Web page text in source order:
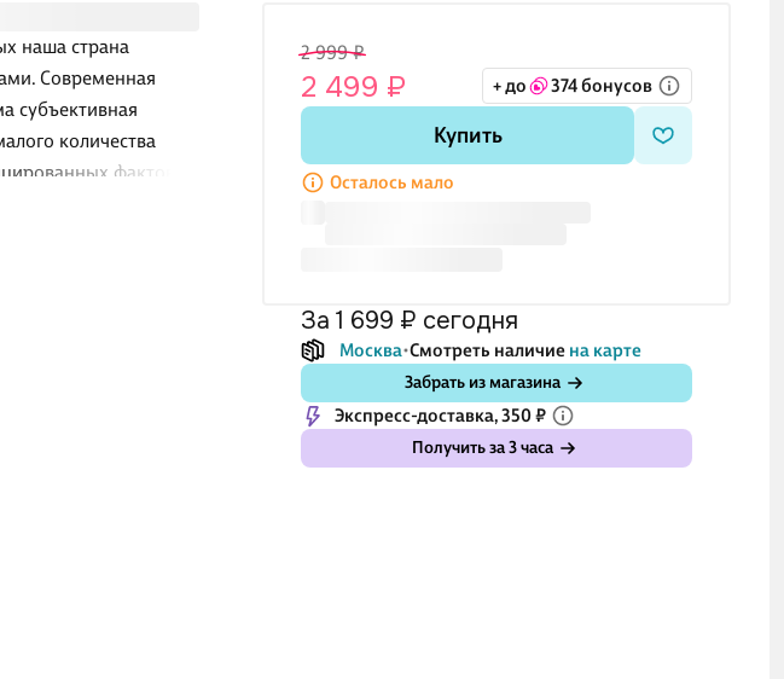
наша страна
Современная
субъективная
количества
фактов.
технологий, в
малоизвестных
2 999 ₽
2 499 ₽ + до 374 бонусов
Купить
Осталось мало
за 1 699 ₽ сегодня
Москва Смотреть наличие на карте
Забрать из магазина
Экспресс-доставка, 350 ₽
Получить за 3 часа